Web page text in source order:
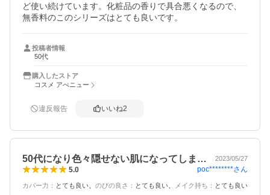
ど使い続けています。化粧品の香りで具合悪くなるので、
無香料のこのシリーズはとても良いです。
投稿者情報
50代
購入したストア
コスメ アべニュー
違反報告 いいね2
50代になり色々隠せない肌になってしま… 2023/05/27
5.0 poc********さん
カバー力 ： とても良い のびの良さ ： とても良い メイク持ち ： とても良い